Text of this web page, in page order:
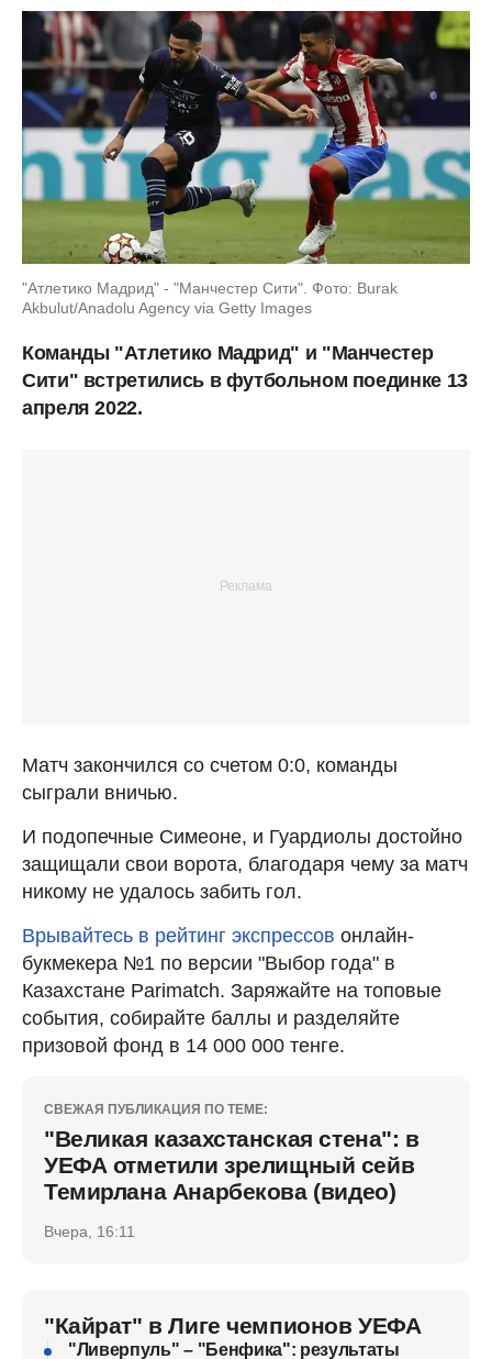
"Атлетико Мадрид" - "Манчестер Сити". Фото: Burak
Akbulut/Anadolu Agency via Getty Images
Команды "Атлетико Мадрид" и "Манчестер
Сити" встретились в футбольном поединке 13
апреля 2022.
Матч закончился со счетом 0:0, команды
сыграли вничью.
И подопечные Симеоне, и Гуардиолы достойно
защищали свои ворота, благодаря чему за матч
никому не удалось забить гол.
Врывайтесь в рейтинг экспрессов онлайн-
букмекера №1 по версии "Выбор года" в
Казахстане Parimatch. Заряжайте на топовые
события, собирайте баллы и разделяйте
призовой фонд в 14 000 000 тенге.
СВЕЖАЯ ПУБЛИКАЦИЯ ПО ТЕМЕ:
"Великая казахстанская стена": в
УЕФА отметили зрелищный сейв
Темирлана Анарбекова (видео)
Вчера, 16:11
"Кайрат" в Лиге чемпионов УЕФА
"Ливерпуль" – "Бенфика": результаты